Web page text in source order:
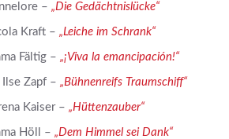
– „Die Gedächtnislücke“
Kraft – „Leiche im Schrank“
Fältig – „¡Viva la emancipación!“
Ilse Zapf – „Bühnenreifs Traumschiff“
Kaiser – „Hüttenzauber“
Höll – „Dem Himmel sei Dank“